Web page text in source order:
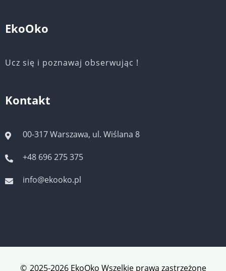
EkoOko
Ucz się i poznawaj obserwując !
Kontakt
00-317 Warszawa, ul. Wiślana 8
+48 696 275 375
info@ekooko.pl
© 2025-2026 EkoOko Wszelkie prawa zastrzeżone